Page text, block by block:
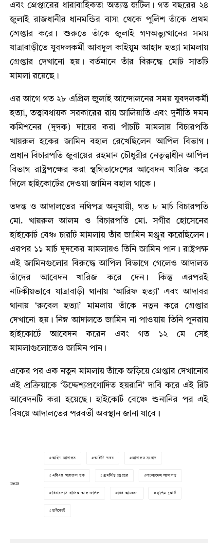
এবং গ্রেপ্তারের ধারাবাহিকতা অত্যন্ত জটিল। গত বছরের ২৪
জুলাই রাজধানীর ধানমন্ডির বাসা থেকে পুলিশ তাঁকে প্রথম
গ্রেপ্তার করে। শুরুতে তাঁকে জুলাই গণঅভ্যুত্থানের সময়
যাত্রাবাড়ীতে যুবদলকর্মী আবদুল কাইয়ুম আহাদ হত্যা মামলায়
গ্রেপ্তার দেখানো হয়। বর্তমানে তাঁর বিরুদ্ধে মোট সাতটি
মামলা রয়েছে।
এর আগে গত ২৮ এপ্রিল জুলাই আন্দোলনের সময় যুবদলকর্মী
হত্যা, তত্ত্বাবধায়ক সরকারের রায় জালিয়াতি এবং দুর্নীতি দমন
কমিশনের (দুদক) দায়ের করা পাঁচটি মামলায় বিচারপতি
খায়রুল হকের জামিন বহাল রেখেছিলেন আপিল বিভাগ।
প্রধান বিচারপতি জুবায়ের রহমান চৌধুরীর নেতৃত্বাধীন আপিল
বিভাগ রাষ্ট্রপক্ষের করা স্থগিতাদেশের আবেদন খারিজ করে
দিলে হাইকোর্টের দেওয়া জামিন বহাল থাকে।
তদন্ত ও আদালতের নথিপত্র অনুযায়ী, গত ৮ মার্চ বিচারপতি
মো. খায়রুল আলম ও বিচারপতি মো. সগীর হোসেনের
হাইকোর্ট বেঞ্চ চারটি মামলায় তাঁর জামিন মঞ্জুর করেছিলেন।
এরপর ১১ মার্চ দুদকের মামলায়ও তিনি জামিন পান। রাষ্ট্রপক্ষ
এই জামিনগুলোর বিরুদ্ধে আপিল বিভাগে গেলেও আদালত
তাঁদের আবেদন খারিজ করে দেন। কিন্তু এরপরই
নাটকীয়ভাবে যাত্রাবাড়ী থানায় ‘আরিফ হত্যা’ এবং আদাবর
থানায় ‘রুবেল হত্যা’ মামলায় তাঁকে নতুন করে গ্রেপ্তার
দেখানো হয়। নিম্ন আদালতে জামিন না পাওয়ায় তিনি পুনরায়
হাইকোর্টে আবেদন করেন এবং গত ১২ মে সেই
মামলাগুলোতেও জামিন পান।
একের পর এক নতুন মামলায় তাঁকে জড়িয়ে গ্রেপ্তার দেখানোর
এই প্রক্রিয়াকে ‘উদ্দেশ্যপ্রণোদিত হয়রানি’ দাবি করে এই রিট
আবেদনটি করা হয়েছে। হাইকোর্ট বেঞ্চে শুনানির পর এই
বিষয়ে আদালতের পরবর্তী অবস্থান জানা যাবে।
TAGS
আইন আদালত আইনি খবর আদালত সংবাদ
এবিএম খায়রুল হক প্রদর্শিত গ্রেপ্তার বাংলাদেশ আদালত
বিচারপতি রাজিক আল জলিল রিট আবেদন সুপ্রিম কোর্ট
হাইকোর্ট